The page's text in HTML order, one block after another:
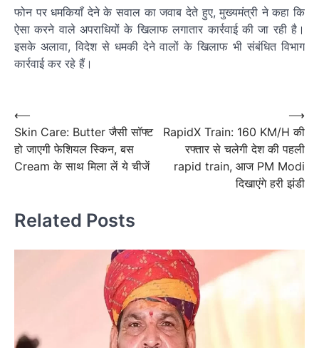
फोन पर धमकियाँ देने के सवाल का जवाब देते हुए, मुख्यमंत्री ने कहा कि
ऐसा करने वाले अपराधियों के खिलाफ लगातार कार्रवाई की जा रही है।
इसके अलावा, विदेश से धमकी देने वालों के खिलाफ भी संबंधित विभाग
कार्रवाई कर रहे हैं।
नेविगेशन
Post
navigation
⟵
Skin Care: Butter जैसी सॉफ्ट
हो जाएगी फेशियल स्किन, बस
Cream के साथ मिला लें ये चीजें
RapidX Train: 160 KM/H की
रफ्तार से चलेगी देश की पहली
rapid train, आज PM Modi
दिखाएंगे हरी झंडी
⟶
Related Posts